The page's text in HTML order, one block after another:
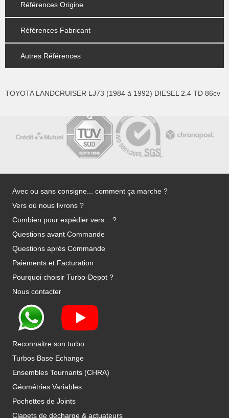
Références Origine
Références Fabricant
Autres Références
TOYOTA LANDCRUISER LJ73 (1984 à 1992) DIESEL 2.4 TD 86cv
Avec ou sans consigne... comment ça marche ?
Vers où nous livrons ?
Combien pour expédier vers... ?
Questions avant Commande
Questions après Commande
Paiements et Facturation
Pourquoi choisir Turbo-Depot ?
Nous contacter
Reconnaitre son turbo
Turbos Base Echange
Ensembles Tournants (CHRA)
Géométries Variables
Pochettes de Joints
Clapets de décharge & actuateurs